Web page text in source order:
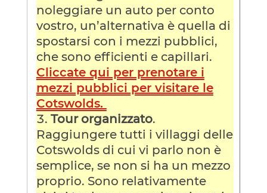
noleggiare un auto per conto
vostro, un’alternativa è quella di
spostarsi con i mezzi pubblici,
che sono efficienti e capillari.
Cliccate qui per prenotare i
mezzi pubblici per visitare le
Cotswolds.
Tour organizzato.
Raggiungere tutti i villaggi delle
Cotswolds di cui vi parlo non è
semplice, se non si ha un mezzo
proprio. Sono relativamente